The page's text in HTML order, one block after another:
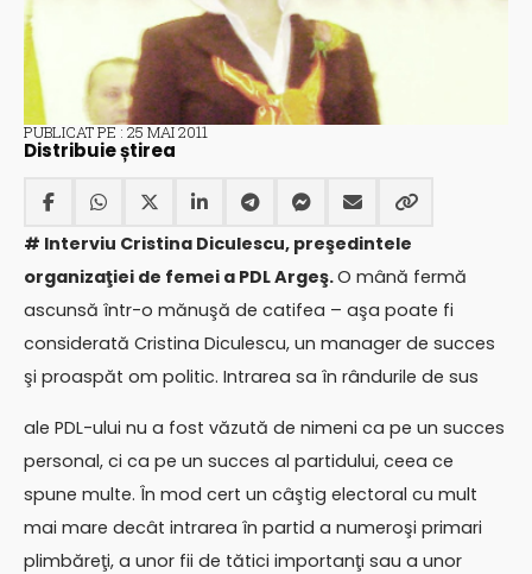
PUBLICAT PE : 25 MAI 2011
Distribuie știrea
# Interviu Cristina Diculescu, preşedintele
organizaţiei de femei a PDL Argeş.O mână fermă
ascunsă într-o mănuşă de catifea – aşa poate fi
considerată Cristina Diculescu, un manager de succes
şi proaspăt om politic. Intrarea sa în rândurile de sus
ale PDL-ului nu a fost văzută de nimeni ca pe un succes
personal, ci ca pe un succes al partidului, ceea ce
spune multe. În mod cert un câştig electoral cu mult
mai mare decât intrarea în partid a numeroşi primari
plimbăreţi, a unor fii de tătici importanţi sau a unor